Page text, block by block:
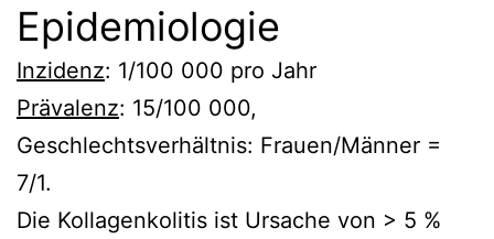
Epidemiologie
Inzidenz: 1/100 000 pro Jahr
Prävalenz: 15/100 000,
Geschlechtsverhältnis: Frauen/Männer =
7/1.
Die Kollagenkolitis ist Ursache von > 5 %